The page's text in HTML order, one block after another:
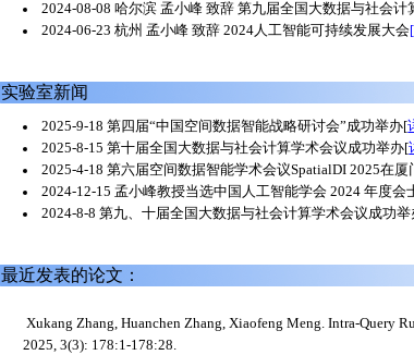
2024-08-08 哈尔滨 孟小峰 致辞 第九届全国大数据与社会计
2024-06-23 杭州 孟小峰 致辞 2024人工智能可持续发展大会
实验室新闻
2025-9-18 第四届“中国空间数据智能战略研讨会”成功举办[
2025-8-15 第十届全国大数据与社会计算学术会议成功举办[
2025-4-18 第六届空间数据智能学术会议SpatialDI 2025在厦
2024-12-15 孟小峰教授当选中国人工智能学会 2024 年度会
2024-8-8 第九、十届全国大数据与社会计算学术会议成功举
最近发表的论文：
Xukang Zhang, Huanchen Zhang, Xiaofeng Meng. Intra-Query
2025, 3(3): 178:1-178:28.